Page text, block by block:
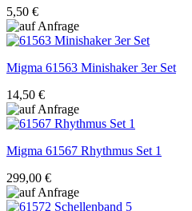
5,50 €
Migma 61563 Minishaker 3er Set
14,50 €
Migma 61567 Rhythmus Set 1
299,00 €